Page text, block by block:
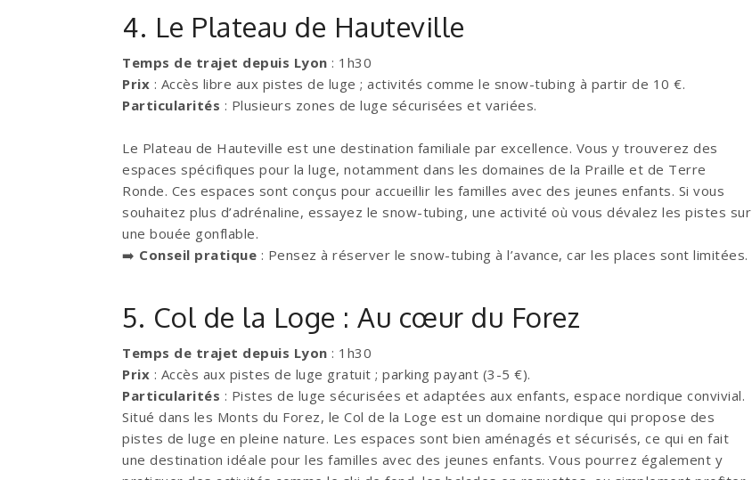
4. Le Plateau de Hauteville
Temps de trajet depuis Lyon : 1h30
Prix : Accès libre aux pistes de luge ; activités comme le snow-tubing à partir de 10 €.
Particularités : Plusieurs zones de luge sécurisées et variées.
Le Plateau de Hauteville est une destination familiale par excellence. Vous y trouverez des
espaces spécifiques pour la luge, notamment dans les domaines de la Praille et de Terre
Ronde. Ces espaces sont conçus pour accueillir les familles avec des jeunes enfants. Si vous
souhaitez plus d’adrénaline, essayez le snow-tubing, une activité où vous dévalez les pistes sur
une bouée gonflable.
➡️ Conseil pratique : Pensez à réserver le snow-tubing à l’avance, car les places sont limitées.
5. Col de la Loge : Au cœur du Forez
Temps de trajet depuis Lyon : 1h30
Prix : Accès aux pistes de luge gratuit ; parking payant (3-5 €).
Particularités : Pistes de luge sécurisées et adaptées aux enfants, espace nordique convivial.
Situé dans les Monts du Forez, le Col de la Loge est un domaine nordique qui propose des
pistes de luge en pleine nature. Les espaces sont bien aménagés et sécurisés, ce qui en fait
une destination idéale pour les familles avec des jeunes enfants. Vous pourrez également y